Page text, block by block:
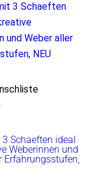
Schaeften ideal
Weberinnen und
Erfahrungsstufen,